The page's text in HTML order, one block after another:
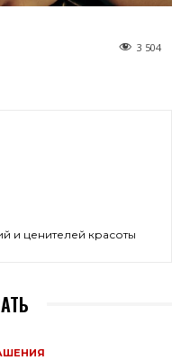
3 504
и ценителей красоты